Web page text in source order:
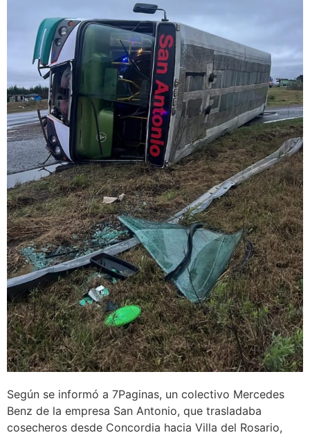
Según se informó a 7Paginas, un colectivo Mercedes
Benz de la empresa San Antonio, que trasladaba
cosecheros desde Concordia hacia Villa del Rosario,